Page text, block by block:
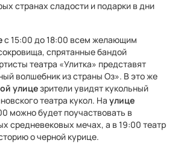
странах сладости и подарки в дни
с 15:00 до 18:00 всем желающим
спрятанные бандой
театра «Улитка» представят
волшебник из страны Оз». В это же
улицезрители увидят кукольный
театра кукол. На улице
можно будет поучаствовать в
средневековых мечах, а в 19:00 театр
о черной курице.